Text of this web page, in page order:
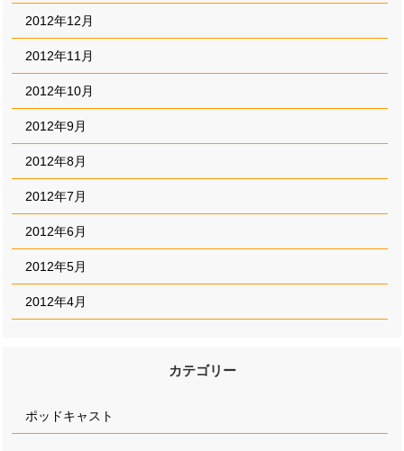
2012年12月
2012年11月
2012年10月
2012年9月
2012年8月
2012年7月
2012年6月
2012年5月
2012年4月
カテゴリー
ポッドキャスト